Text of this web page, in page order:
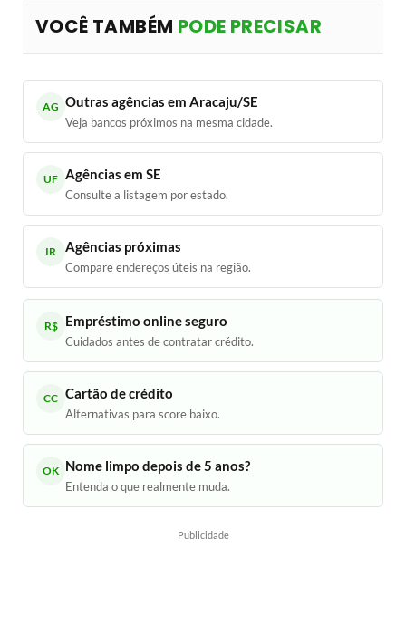
VOCÊ TAMBÉM PODE PRECISAR
AG Outras agências em Aracaju/SE
Veja bancos próximos na mesma cidade.
UF Agências em SE
Consulte a listagem por estado.
IR Agências próximas
Compare endereços úteis na região.
R$ Empréstimo online seguro
Cuidados antes de contratar crédito.
CC Cartão de crédito
Alternativas para score baixo.
OK Nome limpo depois de 5 anos?
Entenda o que realmente muda.
Publicidade